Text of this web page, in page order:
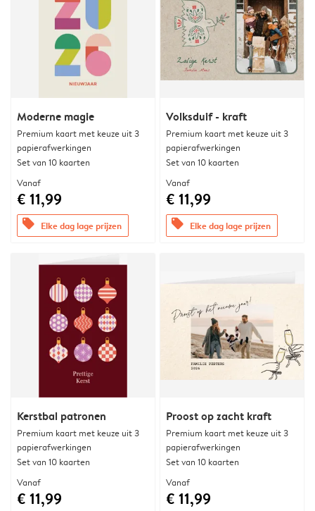
Moderne magie
Premium kaart met keuze uit 3
papierafwerkingen
Set van 10 kaarten
Vanaf
€ 11,99
offers Elke dag lage prijzen
Volksduif - kraft
Premium kaart met keuze uit 3
papierafwerkingen
Set van 10 kaarten
Vanaf
€ 11,99
offers Elke dag lage prijzen
Kerstbal patronen
Premium kaart met keuze uit 3
papierafwerkingen
Set van 10 kaarten
Vanaf
€ 11,99
Proost op zacht kraft
Premium kaart met keuze uit 3
papierafwerkingen
Set van 10 kaarten
Vanaf
€ 11,99